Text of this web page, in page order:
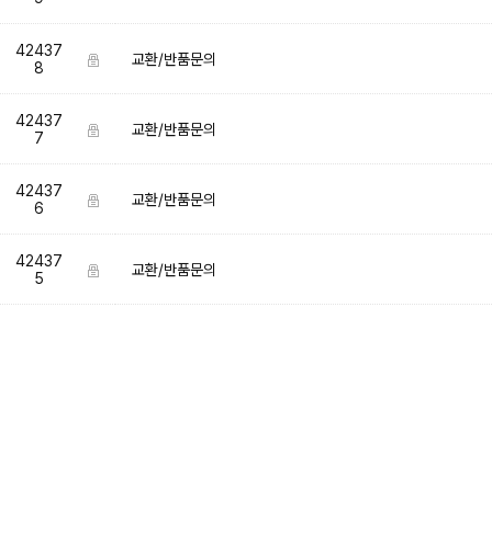
42437
8
교환/반품문의
42437
7
교환/반품문의
42437
6
교환/반품문의
42437
5
교환/반품문의